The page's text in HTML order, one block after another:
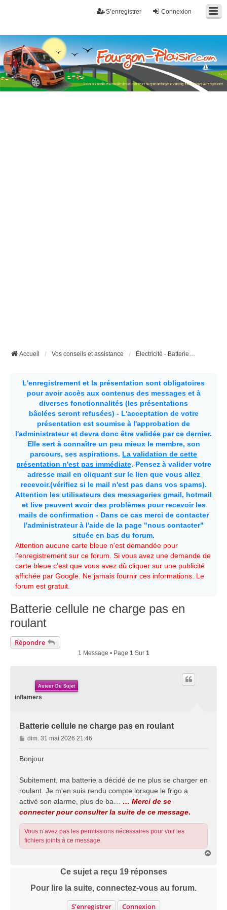
Connexion
S’enregistrer
Fourgon-plaisir.com
Forum de conseils et d'entraide des utilisateurs de fourgons, fourgons
aménagés, vans et de camping-car. Partagez votre expérience.
Accueil Vos conseils et assistance Électricité - Batteries - Panneaux solaires etc...
L'enregistrement et la présentation sont obligatoires
pour avoir accès aux contenus des messages et à
diverses fonctionnalités (les présentations
bâclées seront refusées) - L'acceptation de votre
présentation est soumise à l'approbation de
l'administrateur et devra donc être validée par ce dernier.
Elle sert à connaître un peu mieux le membre, son
parcours, ses aspirations. La validation de cette
présentation n'est pas immédiate. Pensez à valider votre
adresse mail en cliquant sur le lien que vous allez
recevoir.(vérifiez si le mail n'est pas dans vos spams).
Attention les utilisateurs des messageries gmail, hotmail
et live peuvent avoir des problèmes pour recevoir les
mails de confirmation - Dans ce cas merci de contacter
l'administrateur à l'aide de la page "nous contacter"
située en bas du forum.
Attention aucune carte bleue n'est demandée pour
l'enregistrement sur ce forum. Si vous avez une demande de
carte bleue c'est que vous avez dû cliquer sur une publicité
affichée par Google. Ne jamais fournir ces informations. Le
forum est gratuit.
Batterie cellule ne charge pas en
roulant
Répondre
1 Message • Page 1Sur 1
Auteur Du Sujet
inflamers
Batterie cellule ne charge pas en roulant
M
e
g
e
dim. 31 mai 2026 21:46
Bonjour
Subitement, ma batterie a décidé de ne plus se charger en
roulant. Je m'en suis rendu compte lorsque le frigo a
activé son alarme, plus de ba…
… Merci de se
connecter pour consulter la suite de ce message.
Vous n’avez pas les permissions nécessaires pour voir les
fichiers joints à ce message.
Ce sujet a reçu 19réponses
Pour lire la suite, connectez-vous au forum.
S’enregistrer Connexion